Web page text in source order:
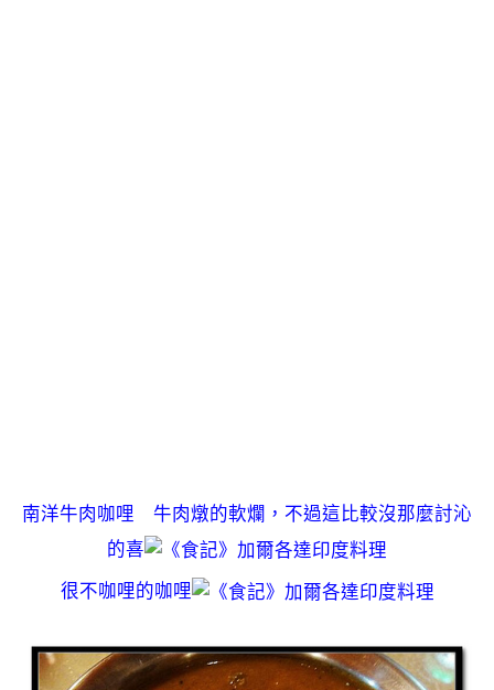
南洋牛肉咖哩 牛肉燉的軟爛，不過這比較沒那麼討沁
的喜
很不咖哩的咖哩